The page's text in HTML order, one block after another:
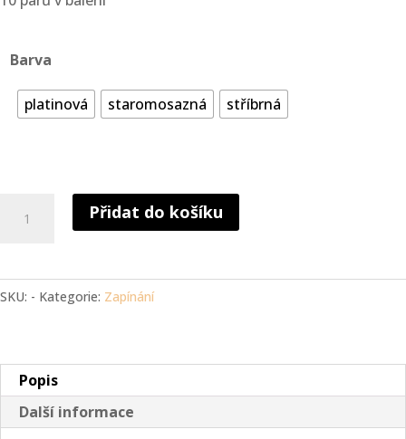
Barva
platinová staromosazná stříbrná
zapínání
Přidat do košíku
SKU: - Kategorie: Zapínání
Popis
Další informace